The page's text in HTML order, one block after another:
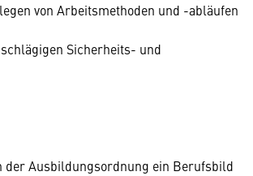
von Arbeitsmethoden und -abläufen
Sicherheits- und
Ausbildungsordnung ein Berufsbild